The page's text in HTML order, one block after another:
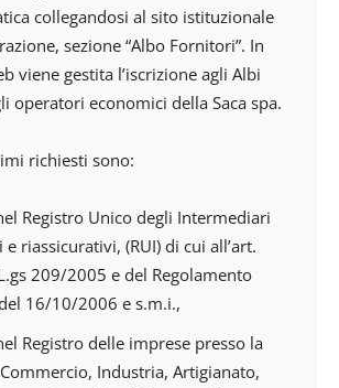
collegandosi al sito istituzionale
sezione “Albo Fornitori”. In
viene gestita l’iscrizione agli Albi
operatori economici della Saca spa.
richiesti sono:
Registro Unico degli Intermediari
riassicurativi, (RUI) di cui all’art.
209/2005 e del Regolamento
del 16/10/2006 e s.m.i.,
Registro delle imprese presso la
Industria, Artigianato,